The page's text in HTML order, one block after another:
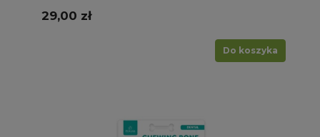
29,00 zł
Do koszyka